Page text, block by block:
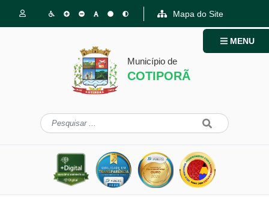
Mapa do Site
Município de
COTIPORÃ
MENU